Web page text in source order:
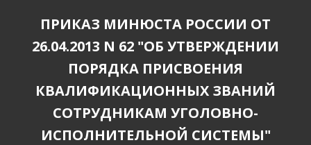
ПРИКАЗ МИНЮСТА РОССИИ ОТ
26.04.2013 N 62 "ОБ УТВЕРЖДЕНИИ
ПОРЯДКА ПРИСВОЕНИЯ
КВАЛИФИКАЦИОННЫХ ЗВАНИЙ
СОТРУДНИКАМ УГОЛОВНО-
ИСПОЛНИТЕЛЬНОЙ СИСТЕМЫ"